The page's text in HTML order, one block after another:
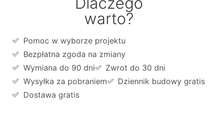
warto?
Pomoc w wyborze projektu
Bezpłatna zgoda na zmiany
Wymiana do 90 dni
Zwrot do 30 dni
Wysyłka za pobraniem
Dziennik budowy gratis
Dostawa gratis